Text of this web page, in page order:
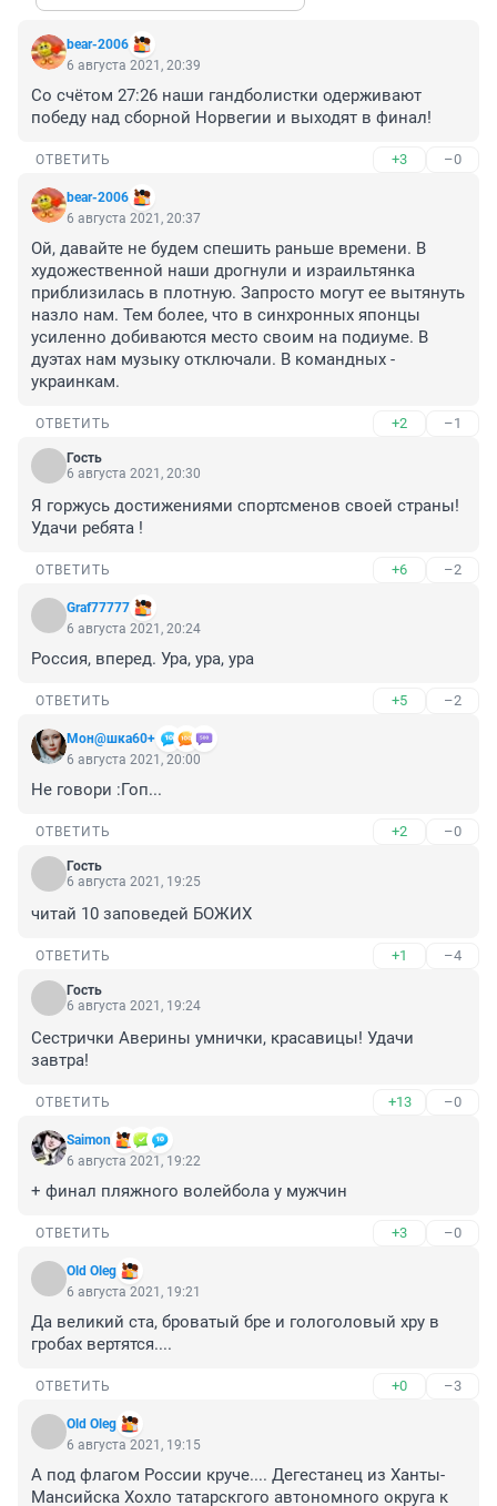
bear-2006
6 августа 2021, 20:39
Со счётом 27:26 наши гандболистки одерживают
победу над сборной Норвегии и выходят в финал!
ОТВЕТИТЬ +3 –0
bear-2006
6 августа 2021, 20:37
Ой, давайте не будем спешить раньше времени. В
художественной наши дрогнули и израильтянка
приблизилась в плотную. Запросто могут ее вытянуть
назло нам. Тем более, что в синхронных японцы
усиленно добиваются место своим на подиуме. В
дуэтах нам музыку отключали. В командных -
украинкам.
ОТВЕТИТЬ +2 –1
Гость
6 августа 2021, 20:30
Я горжусь достижениями спортсменов своей страны!
Удачи ребята !
ОТВЕТИТЬ +6 –2
Graf77777
6 августа 2021, 20:24
Россия, вперед. Ура, ура, ура
ОТВЕТИТЬ +5 –2
Мон@шка60+
6 августа 2021, 20:00
Не говори :Гоп...
ОТВЕТИТЬ +2 –0
Гость
6 августа 2021, 19:25
читай 10 заповедей БОЖИХ
ОТВЕТИТЬ +1 –4
Гость
6 августа 2021, 19:24
Сестрички Аверины умнички, красавицы! Удачи
завтра!
ОТВЕТИТЬ +13 –0
Saimon
6 августа 2021, 19:22
+ финал пляжного волейбола у мужчин
ОТВЕТИТЬ +3 –0
Old Oleg
6 августа 2021, 19:21
Да великий ста, броватый бре и гологоловый хру в
гробах вертятся....
ОТВЕТИТЬ +0 –3
Old Oleg
6 августа 2021, 19:15
А под флагом России круче.... Дегестанец из Ханты-
Мансийска Хохло татарскгого автономного округа к